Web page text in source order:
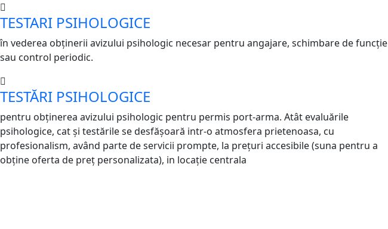
TESTARI PSIHOLOGICE
în vederea obținerii avizului psihologic necesar pentru angajare, schimbare de funcție
sau control periodic.
TESTĂRI PSIHOLOGICE
pentru obținerea avizului psihologic pentru permis port-arma. Atât evaluările
psihologice, cat și testările se desfășoară intr-o atmosfera prietenoasa, cu
profesionalism, având parte de servicii prompte, la prețuri accesibile (suna pentru a
obține oferta de preț personalizata), in locație centrala